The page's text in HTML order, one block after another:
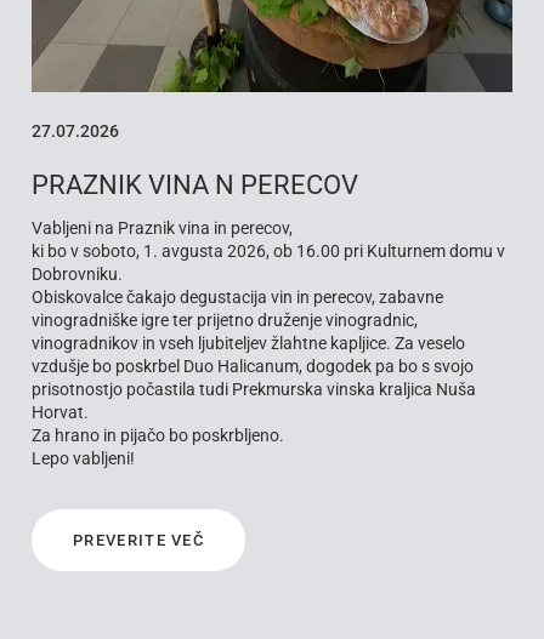
27.07.2026
PRAZNIK VINA N PERECOV
Vabljeni na Praznik vina in perecov,
ki bo v soboto, 1. avgusta 2026, ob 16.00 pri Kulturnem domu v
Dobrovniku.
Obiskovalce čakajo degustacija vin in perecov, zabavne
vinogradniške igre ter prijetno druženje vinogradnic,
vinogradnikov in vseh ljubiteljev žlahtne kapljice. Za veselo
vzdušje bo poskrbel Duo Halicanum, dogodek pa bo s svojo
prisotnostjo počastila tudi Prekmurska vinska kraljica Nuša
Horvat.
Za hrano in pijačo bo poskrbljeno.
Lepo vabljeni!
PREVERITE VEČ